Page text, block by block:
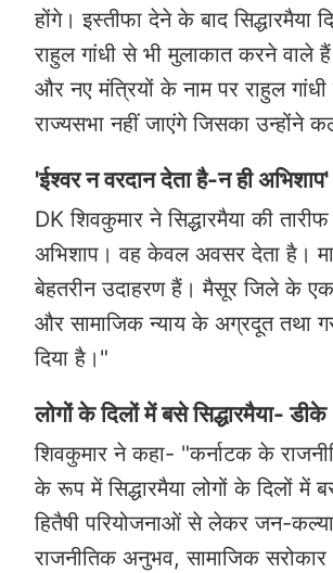
होंगे। इस्तीफा देने के बाद
राहुल गांधी से भी मुलाकात करने वाले
और नए मंत्रियों के नाम पर राहुल
राज्यसभा नहीं जाएंगे जिसका उन्होंने
'ईश्वर न वरदान देता है-न ही अभिशाप'
DK शिवकुमार ने सिद्धारमैया की
अभिशाप। वह केवल अवसर देता है।
बेहतरीन उदाहरण हैं। मैसूर जिले के एक
और सामाजिक न्याय के अग्रदूत तथा
दिया है।"
लोगों के दिलों में बसे सिद्धारमैया- डीके
शिवकुमार ने कहा- "कर्नाटक के
के रूप में सिद्धारमैया लोगों के दिलों में
हितैषी परियोजनाओं से लेकर जन-
राजनीतिक अनुभव, सामाजिक